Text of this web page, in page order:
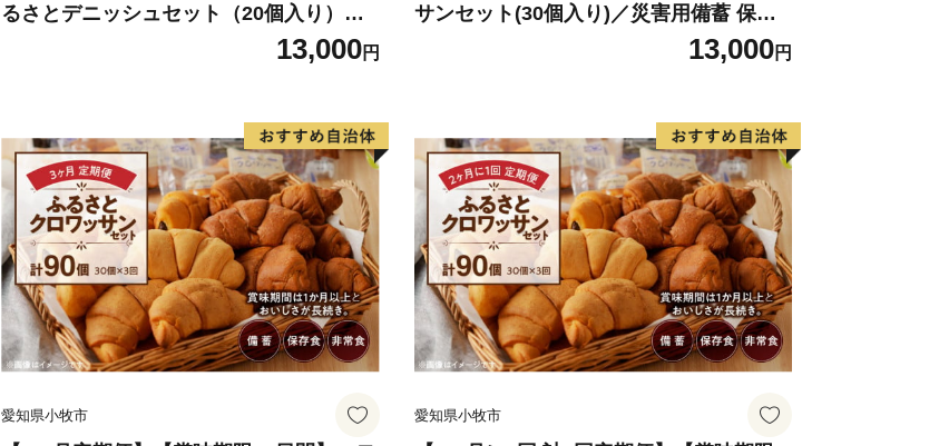
い。
るさとデニッシュセット（20個入り）／
災害用備蓄 保存食 非常食 防災グッズにも
13,000円
サンセット(30個入り)／災害用備蓄 保存
13,000円
愛知県小牧市 愛知県小牧市